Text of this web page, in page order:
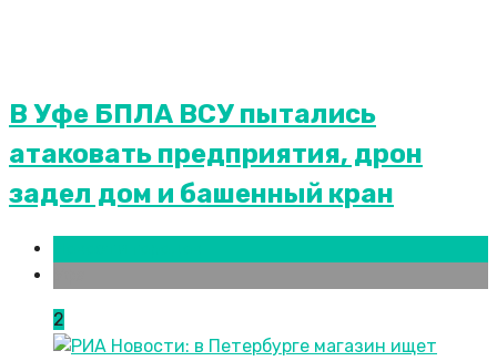
В Уфе БПЛА ВСУ пытались
атаковать предприятия, дрон
задел дом и башенный кран
2